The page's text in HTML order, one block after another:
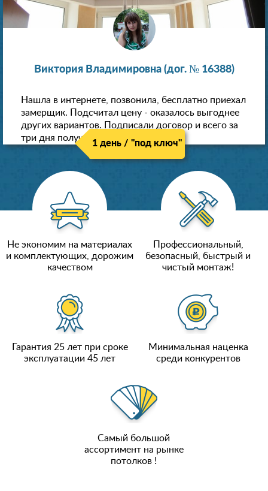
Виктория Владимировна (дог. № 16388)
Нашла в интернете, позвонила, бесплатно приехал
замерщик. Подсчитал цену - оказалось выгоднее
других вариантов. Подписали договор и всего за
три дня получили новые потолки!
1 день / "под ключ"
Не экономим на материалах
и комплектующих, дорожим
качеством
Профессиональный,
безопасный, быстрый и
чистый монтаж!
Гарантия 25 лет при сроке
эксплуатации 45 лет
Минимальная наценка
среди конкурентов
Самый большой
ассортимент на рынке
потолков !